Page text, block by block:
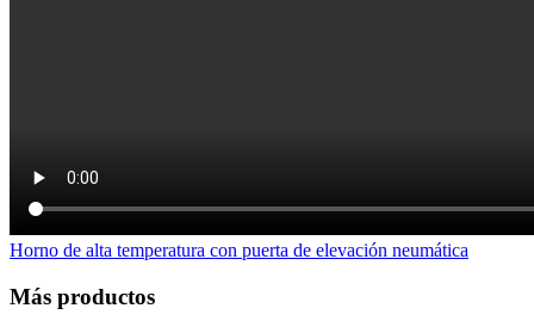
Horno de alta temperatura con puerta de elevación neumática
Más productos